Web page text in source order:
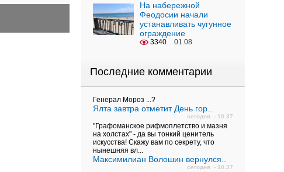
На набережной
Феодосии начали
устанавливать чугунное
ограждение
3340 01.08
Последние комментарии
Генерал Мороз ...?
Ялта завтра отметит День гор..
сегодня - 10.37
"Графоманское рифмоплетство и мазня
на холстах" - да вы тонкий ценитель
искусства! Скажу вам по секрету, что
нынешняя вл...
Максимилиан Волошин вернулся..
сегодня - 10.37